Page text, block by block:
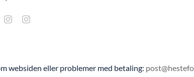
websiden eller problemer med betaling: